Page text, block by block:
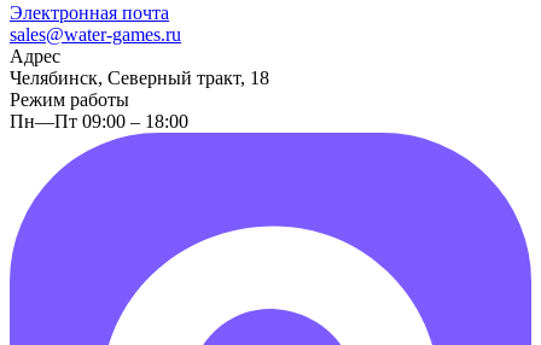
Электронная почта
sales@water-games.ru
Адрес
Челябинск, Северный тракт, 18
Режим работы
Пн—Пт 09:00 – 18:00